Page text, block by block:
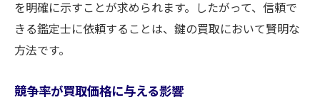
を明確に示すことが求められます。したがって、信頼で
きる鑑定士に依頼することは、鍵の買取において賢明な
方法です。
競争率が買取価格に与える影響